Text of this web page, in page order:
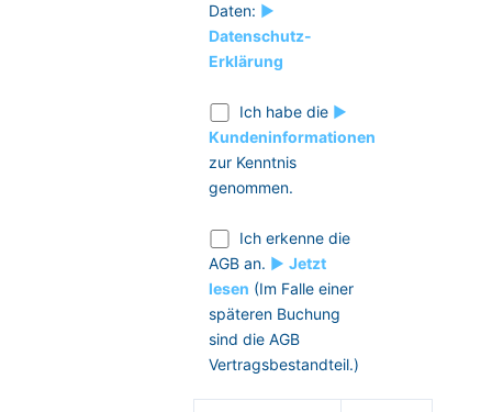
Daten: ►
Datenschutz-
Erklärung
Ich habe die ►
Kundeninformationen
zur Kenntnis
genommen.
Ich erkenne die
AGB an. ► Jetzt
lesen (Im Falle einer
späteren Buchung
sind die AGB
Vertragsbestandteil.)